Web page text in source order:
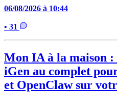
06/08/2026 à 10:44
• 31
Mon IA à la maison
iGen au complet
et OpenClaw sur